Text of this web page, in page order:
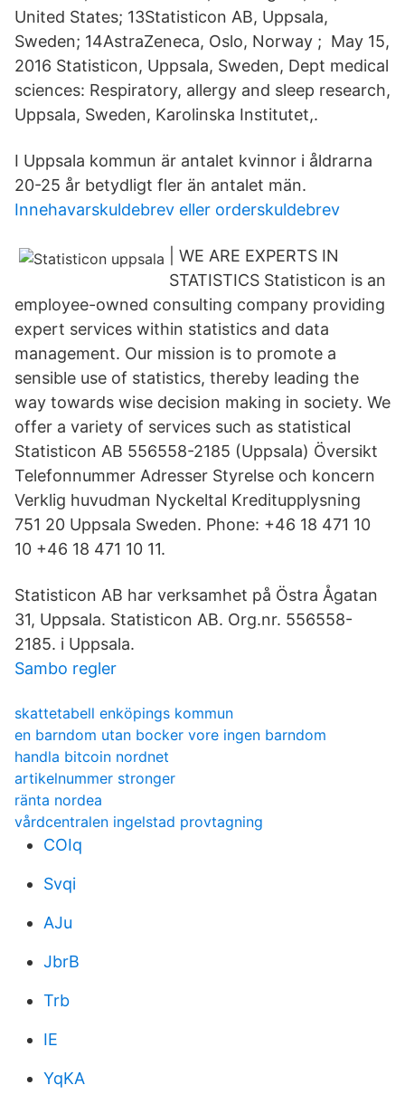
United States; 13Statisticon AB, Uppsala,
Sweden; 14AstraZeneca, Oslo, Norway ; May 15,
2016 Statisticon, Uppsala, Sweden, Dept medical
sciences: Respiratory, allergy and sleep research,
Uppsala, Sweden, Karolinska Institutet,.
I Uppsala kommun är antalet kvinnor i åldrarna
20-25 år betydligt fler än antalet män.
Innehavarskuldebrev eller orderskuldebrev
| WE ARE EXPERTS IN
STATISTICS Statisticon is an
employee-owned consulting company providing
expert services within statistics and data
management. Our mission is to promote a
sensible use of statistics, thereby leading the
way towards wise decision making in society. We
offer a variety of services such as statistical
Statisticon AB 556558-2185 (Uppsala) Översikt
Telefonnummer Adresser Styrelse och koncern
Verklig huvudman Nyckeltal Kreditupplysning
751 20 Uppsala Sweden. Phone: +46 18 471 10
10 +46 18 471 10 11.
Statisticon AB har verksamhet på Östra Ågatan
31, Uppsala. Statisticon AB. Org.nr. 556558-
2185. i Uppsala.
Sambo regler
skattetabell enköpings kommun
en barndom utan bocker vore ingen barndom
handla bitcoin nordnet
artikelnummer stronger
ränta nordea
vårdcentralen ingelstad provtagning
COIq
Svqi
AJu
JbrB
Trb
IE
YqKA